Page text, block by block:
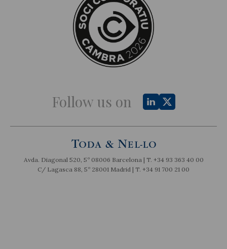
Follow us on
Avda. Diagonal 520, 5º 08006 Barcelona | T. +34 93 363 40 00
C/ Lagasca 88, 5º 28001 Madrid | T. +34 91 700 21 00